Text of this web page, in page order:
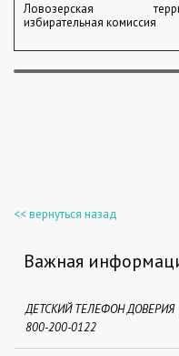
Ловозерская
избирательная комиссия
<< вернуться назад
Важная
ДЕТСКИЙ ТЕЛЕФОН ДОВЕРИЯ
800-200-0122